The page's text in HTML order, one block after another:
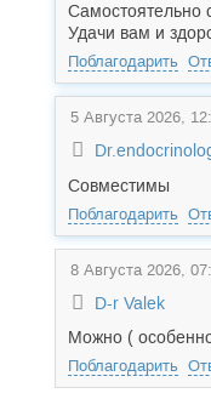
Самостоятельно
Удачи вам и
Поблагодарить
5 Августа 2026,
Совместимы
Поблагодарить
8 Августа 2026,
D-r Valek
Можно (
Поблагодарить